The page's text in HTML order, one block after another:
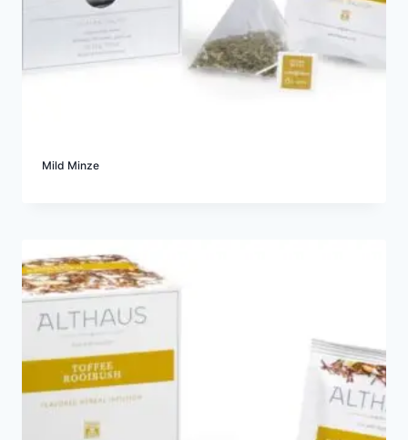
Mild Minze